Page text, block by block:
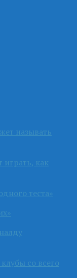
называть
как
теста»
со всего